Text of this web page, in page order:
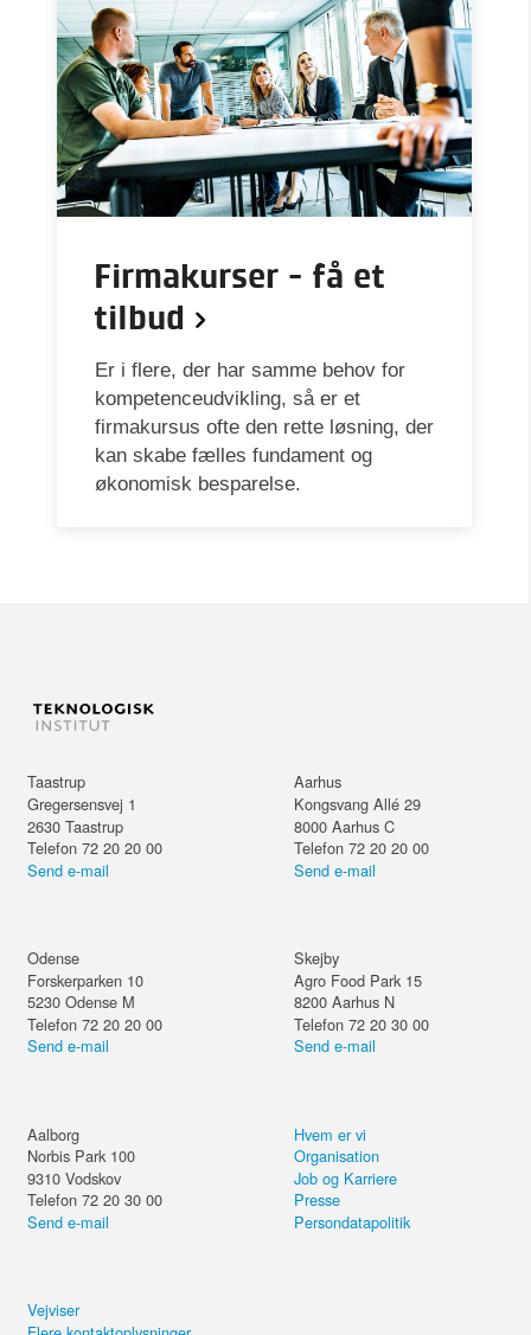
Firmakurser - få et
tilbud
Er i flere, der har samme behov for
kompetenceudvikling, så er et
firmakursus ofte den rette løsning, der
kan skabe fælles fundament og
økonomisk besparelse.
Taastrup
Gregersensvej 1
2630 Taastrup
Telefon 72 20 20 00
Send e-mail
Aarhus
Kongsvang Allé 29
8000 Aarhus C
Telefon 72 20 20 00
Send e-mail
Odense
Forskerparken 10
5230 Odense M
Telefon 72 20 20 00
Send e-mail
Skejby
Agro Food Park 15
8200 Aarhus N
Telefon 72 20 30 00
Send e-mail
Aalborg
Norbis Park 100
9310 Vodskov
Telefon 72 20 30 00
Send e-mail
Hvem er vi
Organisation
Job og Karriere
Presse
Persondatapolitik
Vejviser